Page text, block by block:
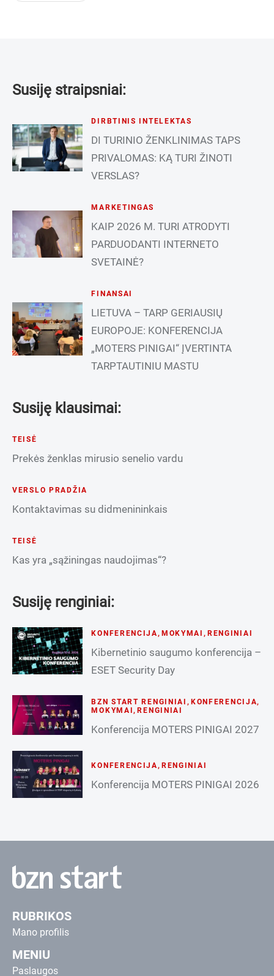
Susiję straipsniai:
DIRBTINIS INTELEKTAS
DI TURINIO ŽENKLINIMAS TAPS
PRIVALOMAS: KĄ TURI ŽINOTI
VERSLAS?
MARKETINGAS
KAIP 2026 M. TURI ATRODYTI
PARDUODANTI INTERNETO
SVETAINĖ?
FINANSAI
LIETUVA – TARP GERIAUSIŲ
EUROPOJE: KONFERENCIJA
„MOTERS PINIGAI“ ĮVERTINTA
TARPTAUTINIU MASTU
Susiję klausimai:
TEISĖ
Prekės ženklas mirusio senelio vardu
VERSLO PRADŽIA
Kontaktavimas su didmenininkais
TEISĖ
Kas yra „sąžiningas naudojimas“?
Susiję renginiai:
KONFERENCIJA , MOKYMAI , RENGINIAI
Kibernetinio saugumo konferencija –
ESET Security Day
BZN START RENGINIAI , KONFERENCIJA,
MOKYMAI ,RENGINIAI
Konferencija MOTERS PINIGAI 2027
KONFERENCIJA , RENGINIAI
Konferencija MOTERS PINIGAI 2026
RUBRIKOS
Mano profilis
MENIU
Paslaugos